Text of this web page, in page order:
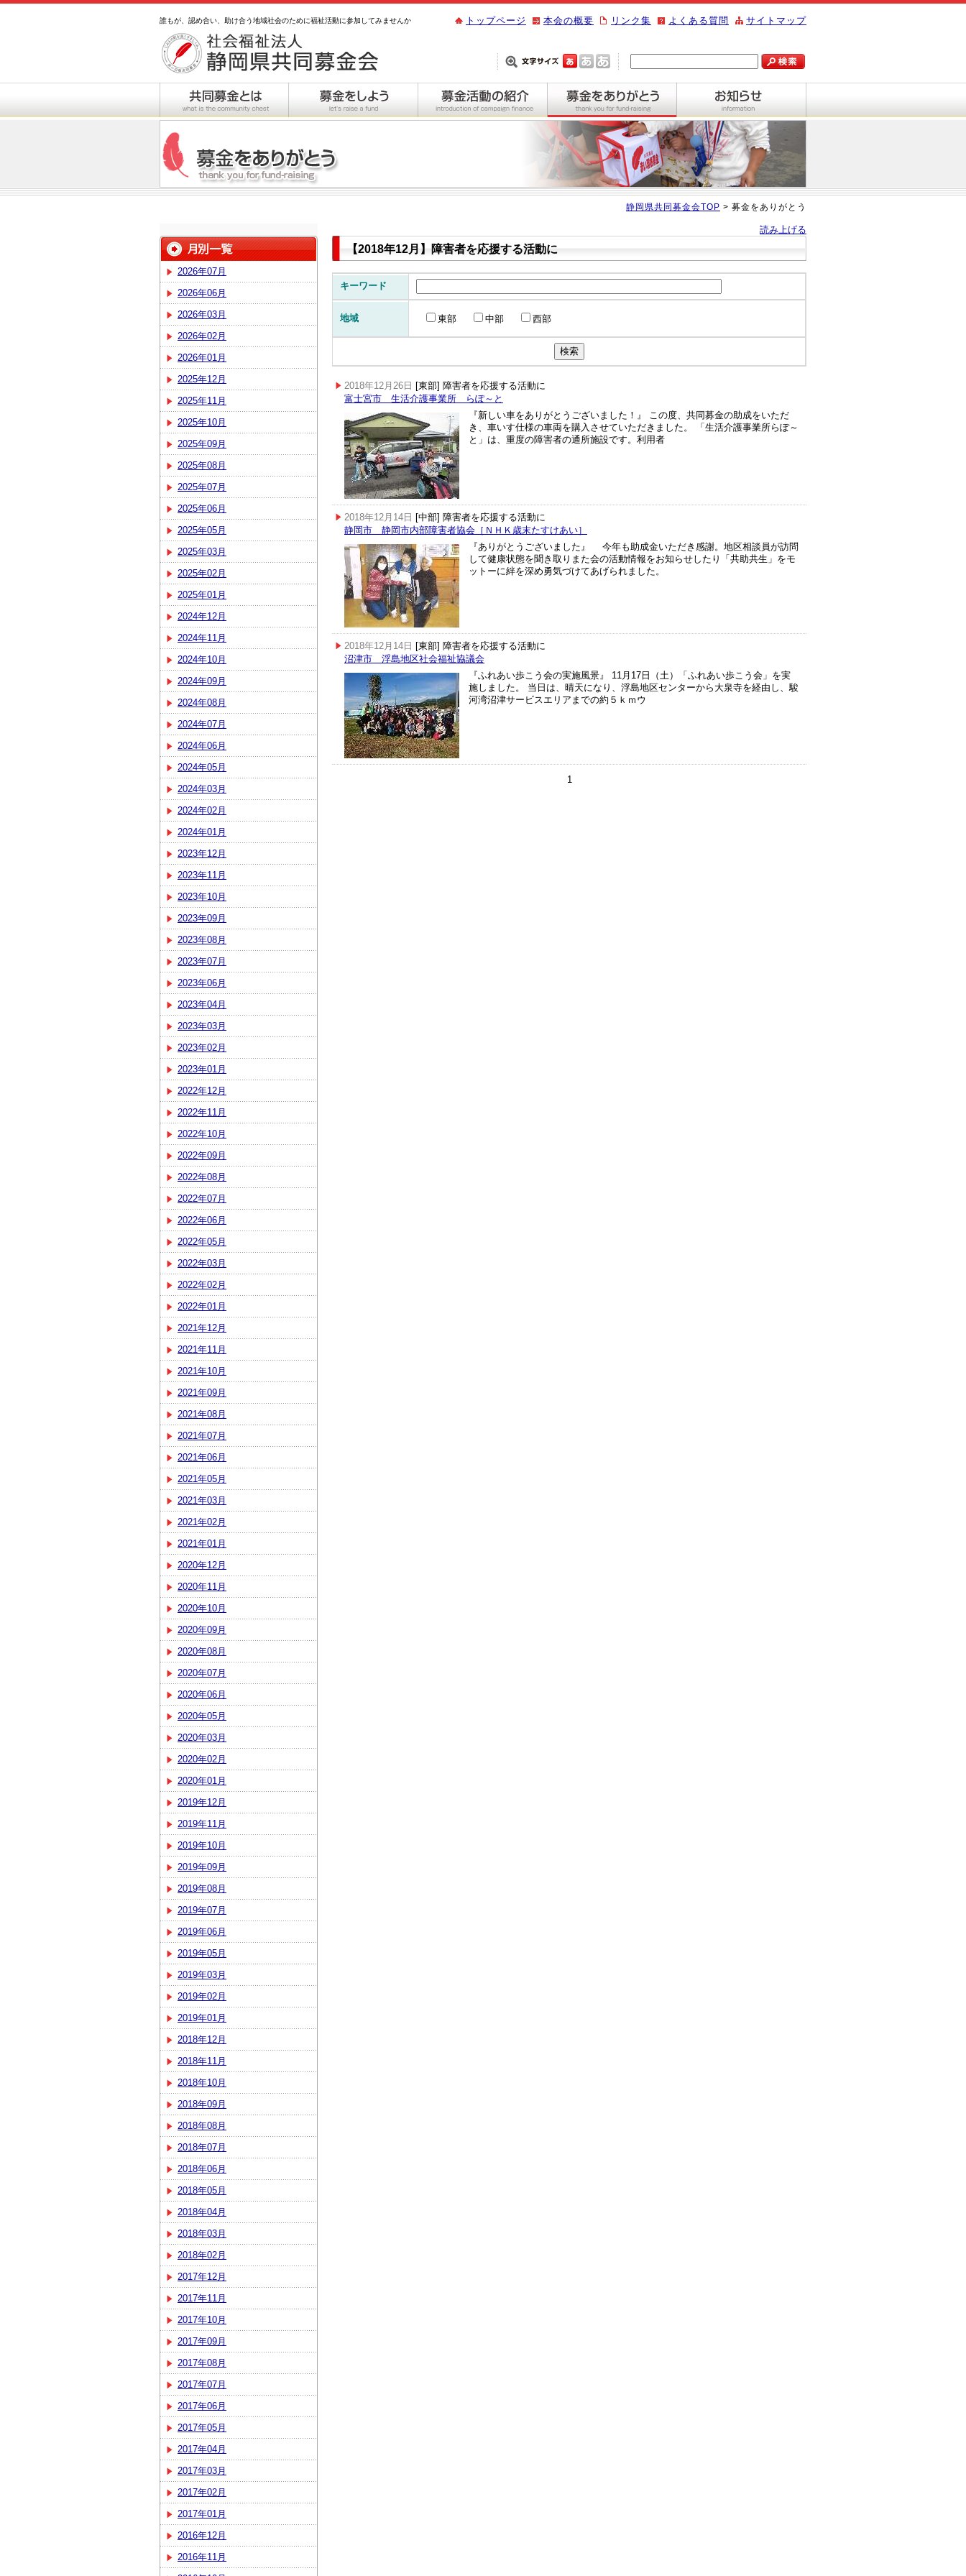
誰もが、認め合い、助け合う地域社会のために福祉活動に参加してみませんか サイトマップ
よくある質問
リンク集
本会の概要
トップページ
静岡県共同募金会TOP > 募金をありがとう
読み上げる
2026年07月
2026年06月
2026年03月
2026年02月
2026年01月
2025年12月
2025年11月
2025年10月
2025年09月
2025年08月
2025年07月
2025年06月
2025年05月
2025年03月
2025年02月
2025年01月
2024年12月
2024年11月
2024年10月
2024年09月
2024年08月
2024年07月
2024年06月
2024年05月
2024年03月
2024年02月
2024年01月
2023年12月
2023年11月
2023年10月
2023年09月
2023年08月
2023年07月
2023年06月
2023年04月
2023年03月
2023年02月
2023年01月
2022年12月
2022年11月
2022年10月
2022年09月
2022年08月
2022年07月
2022年06月
2022年05月
2022年03月
2022年02月
2022年01月
2021年12月
2021年11月
2021年10月
2021年09月
2021年08月
2021年07月
2021年06月
2021年05月
2021年03月
2021年02月
2021年01月
2020年12月
2020年11月
2020年10月
2020年09月
2020年08月
2020年07月
2020年06月
2020年05月
2020年03月
2020年02月
2020年01月
2019年12月
2019年11月
2019年10月
2019年09月
2019年08月
2019年07月
2019年06月
2019年05月
2019年03月
2019年02月
2019年01月
2018年12月
2018年11月
2018年10月
2018年09月
2018年08月
2018年07月
2018年06月
2018年05月
2018年04月
2018年03月
2018年02月
2017年12月
2017年11月
2017年10月
2017年09月
2017年08月
2017年07月
2017年06月
2017年05月
2017年04月
2017年03月
2017年02月
2017年01月
2016年12月
2016年11月
【2018年12月】障害者を応援する活動に
キーワード
地域 東部 中部 西部
2018年12月26日 [東部] 障害者を応援する活動に
富士宮市 生活介護事業所 らぽ～と
『新しい車をありがとうございました！』 この度、共同募金の助成をいただ
き、車いす仕様の車両を購入させていただきました。 「生活介護事業所らぽ～
と」は、重度の障害者の通所施設です。利用者
2018年12月14日 [中部] 障害者を応援する活動に
静岡市 静岡市内部障害者協会［ＮＨＫ歳末たすけあい］
『ありがとうございました』 今年も助成金いただき感謝。地区相談員が訪問
して健康状態を聞き取りまた会の活動情報をお知らせしたり「共助共生」をモ
ットーに絆を深め勇気づけてあげられました。
2018年12月14日 [東部] 障害者を応援する活動に
沼津市 浮島地区社会福祉協議会
『ふれあい歩こう会の実施風景』 11月17日（土）「ふれあい歩こう会」を実
施しました。 当日は、晴天になり、浮島地区センターから大泉寺を経由し、駿
河湾沼津サービスエリアまでの約５ｋｍウ
1